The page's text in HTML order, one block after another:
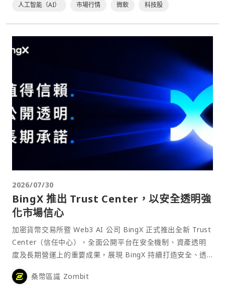
人工智能（AI） 市場行情 微軟 科技股
2026/07/30
BingX 推出 Trust Center，以安全透明強
化市場信心
加密貨幣交易所暨 Web3 AI 公司 BingX 正式推出全新 Trust
Center（信任中心），全面公開平台在安全機制、資產透明
度及長期營運上的重要成果，展現 BingX 持續打造安全、透
明且值得信賴交易環境的承諾。目前，BingX 已服務全球超過
4,000 萬名用戶。
桑幣區識 Zombit